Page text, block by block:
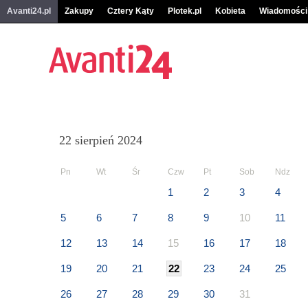
Avanti24.pl Zakupy Cztery Kąty Plotek.pl Kobieta Wiadomości
22 sierpień 2024
Pn Wt Śr Czw Pt Sob Ndz
1 2 3 4
5 6 7 8 9 10 11
12 13 14 15 16 17 18
19 20 21 22 23 24 25
26 27 28 29 30 31